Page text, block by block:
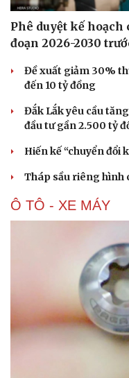
Phê duyệt kế
đoạn 2026-2030
Đề xuất giảm 30%
đến 10 tỷ đồng
Đắk Lắk yêu cầu
đầu tư gần 2.500 tỷ
Hiến kế “chuyển đổi
Tháp sầu riêng hình
Ô TÔ - XE MÁY